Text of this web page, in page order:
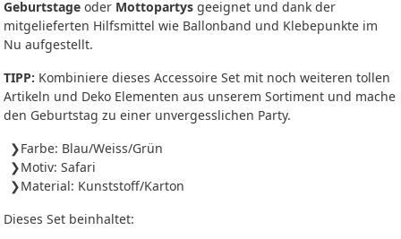
Geburtstage oder Mottopartys geeignet und dank der
mitgelieferten Hilfsmittel wie Ballonband und Klebepunkte im
Nu aufgestellt.
TIPP: Kombiniere dieses Accessoire Set mit noch weiteren tollen
Artikeln und Deko Elementen aus unserem Sortiment und mache
den Geburtstag zu einer unvergesslichen Party.
Farbe: Blau/Weiss/Grün
Motiv: Safari
Material: Kunststoff/Karton
Dieses Set beinhaltet: